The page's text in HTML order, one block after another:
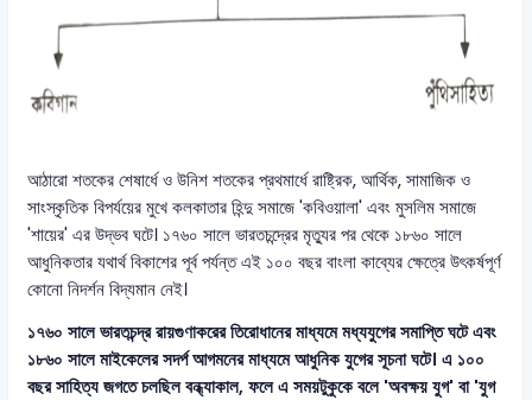
আঠারো শতকের শেষার্ধে ও উনিশ শতকের প্রথমার্ধে রাষ্ট্রিক, আর্থিক, সামাজিক ও
সাংস্কৃতিক বিপর্যয়ের মুখে কলকাতার হিন্দু সমাজে 'কবিওয়ালা' এবং মুসলিম সমাজে
'শায়ের' এর উদ্ভব ঘটে। ১৭৬০ সালে ভারতচন্দ্রের মৃত্যুর পর থেকে ১৮৬০ সালে
আধুনিকতার যথার্থ বিকাশের পূর্ব পর্যন্ত এই ১০০ বছর বাংলা কাব্যের ক্ষেত্রে উৎকর্ষপূর্ণ
কোনো নিদর্শন বিদ্যমান নেই।
১৭৬০ সালে ভারতচন্দ্র রায়গুণাকরের তিরোধানের মাধ্যমে মধ্যযুগের সমাপ্তি ঘটে এবং
১৮৬০ সালে মাইকেলের সদর্প আগমনের মাধ্যমে আধুনিক যুগের সূচনা ঘটে। এ ১০০
বছর সাহিত্য জগতে চলছিল বন্ধ্যাকাল, ফলে এ সময়টুকুকে বলে 'অবক্ষয় যুগ' বা 'যুগ